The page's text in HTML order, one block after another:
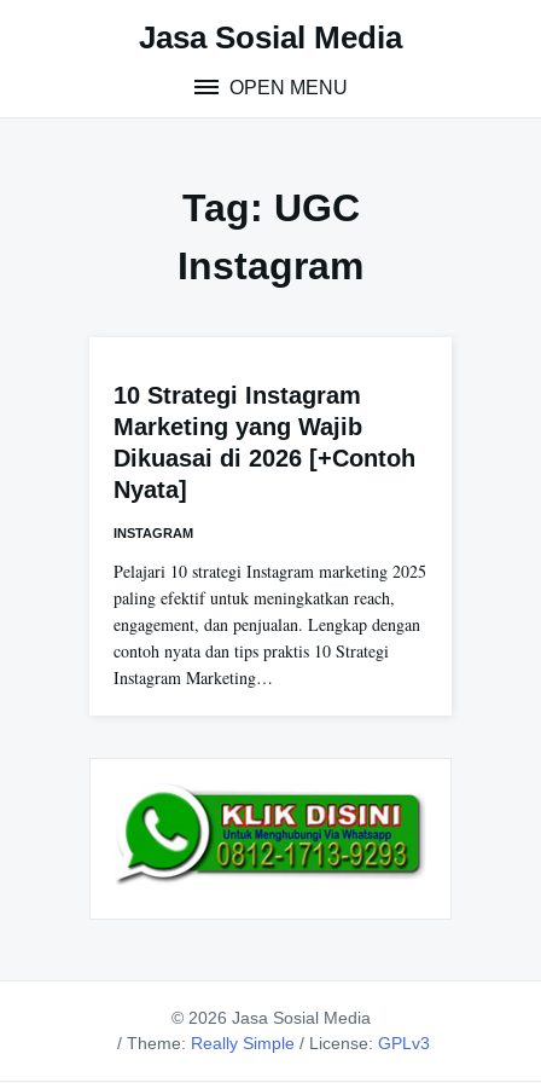
Jasa Sosial Media
OPEN MENU
Tag: UGC
Instagram
10 Strategi Instagram
Marketing yang Wajib
Dikuasai di 2026 [+Contoh
Nyata]
INSTAGRAM
Pelajari 10 strategi Instagram marketing 2025
paling efektif untuk meningkatkan reach,
engagement, dan penjualan. Lengkap dengan
contoh nyata dan tips praktis 10 Strategi
Instagram Marketing…
© 2026 Jasa Sosial Media
/ Theme: Really Simple / License: GPLv3